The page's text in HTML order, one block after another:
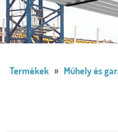
Termékek » Műhely és